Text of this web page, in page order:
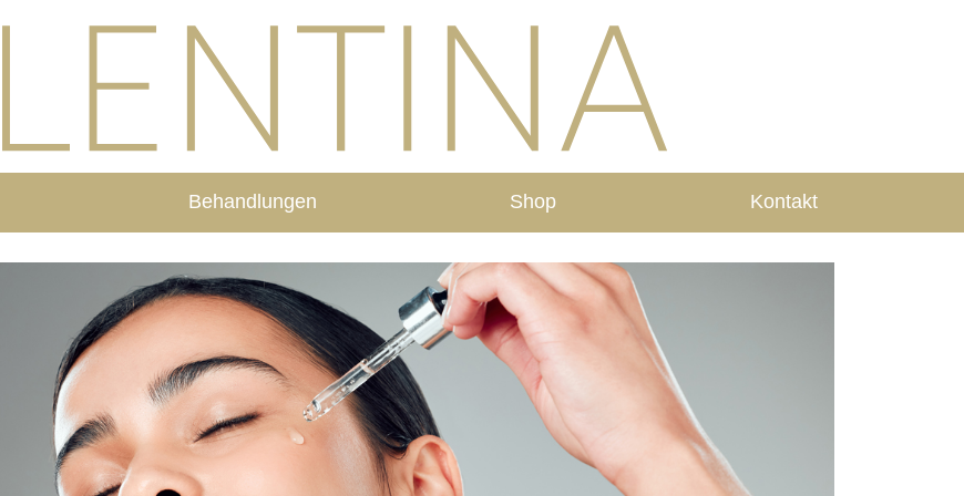
Behandlungen Shop Kontakt